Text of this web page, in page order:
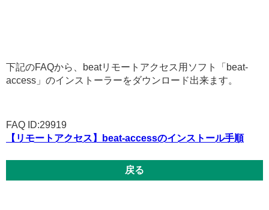
下記のFAQから、beatリモートアクセス用ソフト「beat-
access」のインストーラーをダウンロード出来ます。
FAQ ID:29919
【リモートアクセス】beat-accessのインストール手順
戻る